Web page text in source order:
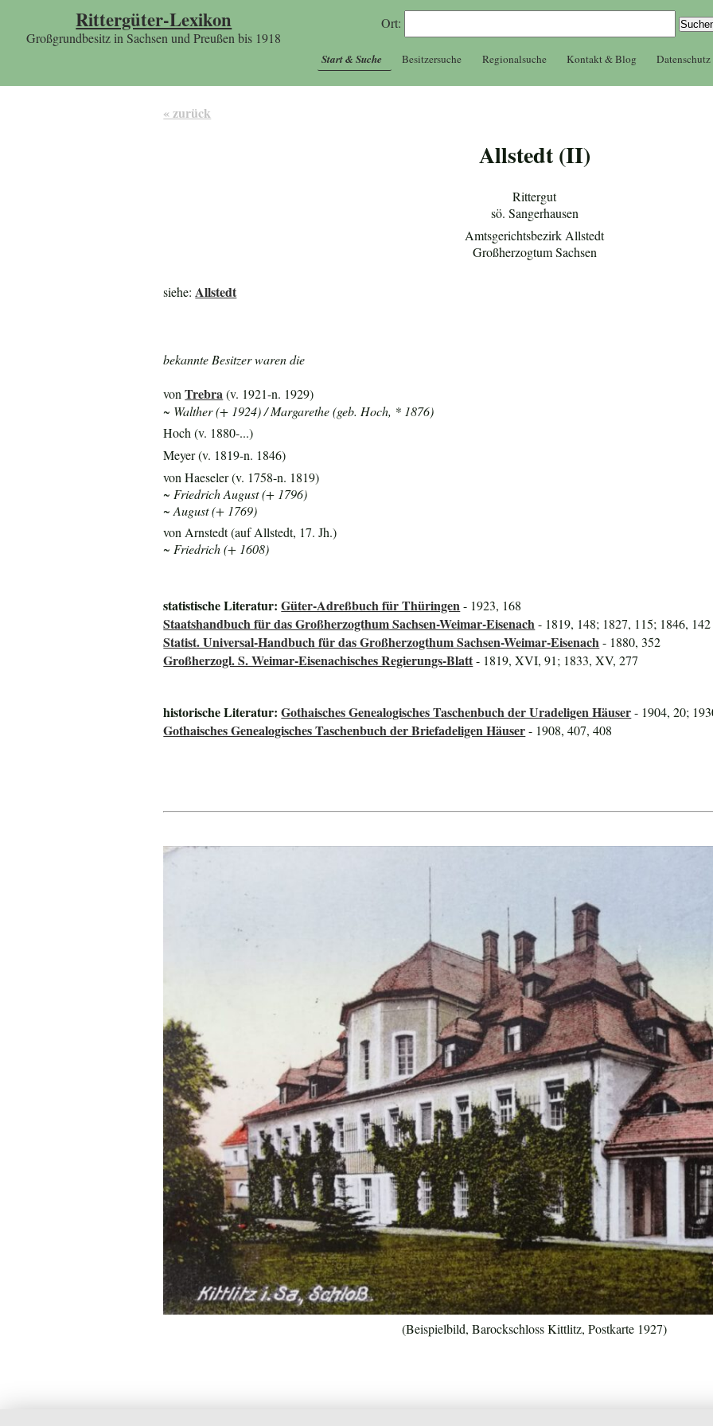
Rittergüter-Lexikon
Großgrundbesitz in Sachsen und Preußen bis 1918
Ort:
Start & Suche Besitzersuche Regionalsuche Kontakt & Blog Datenschutz
« zurück
Allstedt (II)
Rittergut
sö. Sangerhausen
Amtsgerichtsbezirk Allstedt
Großherzogtum Sachsen
siehe: Allstedt
bekannte Besitzer waren die
vonTrebra (v. 1921-n. 1929)
~ Walther (+ 1924) / Margarethe (geb. Hoch, * 1876)
Hoch (v. 1880-...)
Meyer (v. 1819-n. 1846)
von Haeseler (v. 1758-n. 1819)
~ Friedrich August (+ 1796)
~ August (+ 1769)
von Arnstedt (auf Allstedt, 17. Jh.)
~ Friedrich (+ 1608)
statistische Literatur:Güter-Adreßbuch für Thüringen- 1923, 168
Staatshandbuch für das Großherzogthum Sachsen-Weimar-Eisenach- 1819, 148; 1827, 115; 1846, 142
Statist. Universal-Handbuch für das Großherzogthum Sachsen-Weimar-Eisenach- 1880, 352
Großherzogl. S. Weimar-Eisenachisches Regierungs-Blatt- 1819, XVI, 91; 1833, XV, 277
historische Literatur:Gothaisches Genealogisches Taschenbuch der Uradeligen Häuser- 1904, 20;
Gothaisches Genealogisches Taschenbuch der Briefadeligen Häuser- 1908, 407, 408
(Beispielbild, Barockschloss Kittlitz, Postkarte 1927)